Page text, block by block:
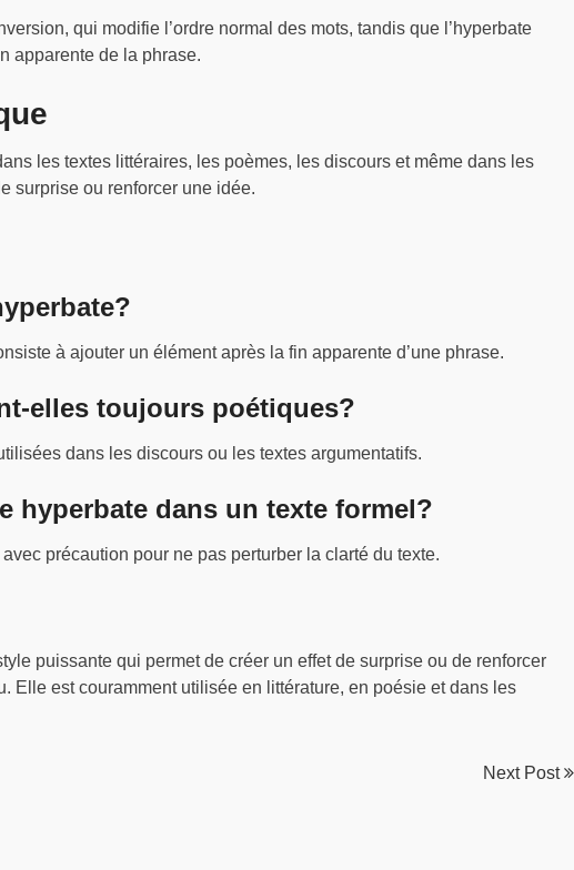
qui modifie l’ordre normal des mots, tandis que l’hyperbate
apparente de la phrase.
les textes littéraires, les poèmes, les discours et même dans les
surprise ou renforcer une idée.
à ajouter un élément après la fin apparente d’une phrase.
elles toujours poétiques?
dans les discours ou les textes argumentatifs.
hyperbate dans un texte formel?
précaution pour ne pas perturber la clarté du texte.
puissante qui permet de créer un effet de surprise ou de renforcer
Elle est couramment utilisée en littérature, en poésie et dans les
Next Post